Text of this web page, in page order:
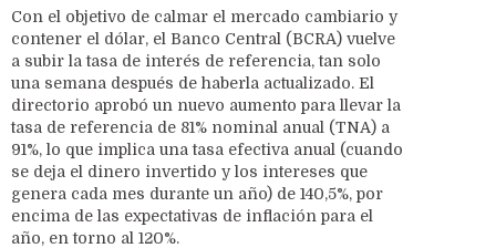
Con el objetivo de calmar el mercado cambiario y
contener el dólar, el Banco Central (BCRA) vuelve
a subir la tasa de interés de referencia, tan solo
una semana después de haberla actualizado. El
directorio aprobó un nuevo aumento para llevar la
tasa de referencia de 81% nominal anual (TNA) a
91%, lo que implica una tasa efectiva anual (cuando
se deja el dinero invertido y los intereses que
genera cada mes durante un año) de 140,5%, por
encima de las expectativas de inflación para el
año, en torno al 120%.